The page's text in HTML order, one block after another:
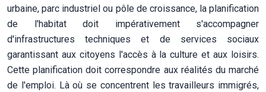
urbaine, parc industriel ou pôle de croissance, la planification
de l'habitat doit impérativement s'accompagner
d'infrastructures techniques et de services sociaux
garantissant aux citoyens l'accès à la culture et aux loisirs.
Cette planification doit correspondre aux réalités du marché
de l'emploi. Là où se concentrent les travailleurs immigrés,